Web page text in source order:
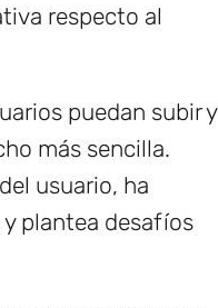
respecto al
puedan subir y
más sencilla.
usuario, ha
plantea desafíos